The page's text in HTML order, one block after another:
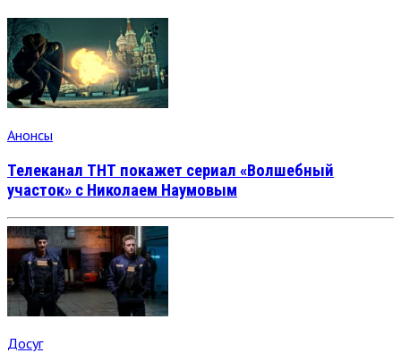
Анонсы
Телеканал ТНТ покажет сериал «Волшебный
участок» с Николаем Наумовым
Досуг